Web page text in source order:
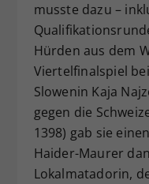
musste dazu –
Hürden aus dem
Viertelfinalspiel
Slowenin Kaja
gegen die
1398) gab sie
Haider-Maurer
Lokalmatadorin,